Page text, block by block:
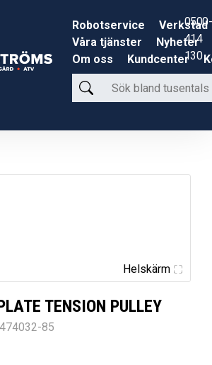
Robotservice
Verkstad
Våra tjänster
Nyheter
Om oss
Kundcenter
Sök
bland
produkter
0500-
414
130
Helskärm
TENSION PULLEY
85